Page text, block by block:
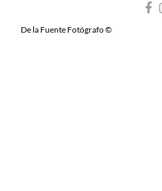
De la Fuente Fotógrafo ©